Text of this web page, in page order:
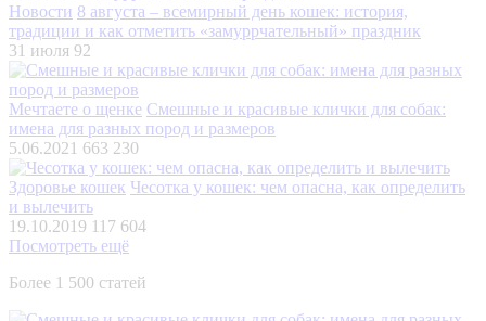
Новости 8 августа – всемирный день кошек: история,
традиции и как отметить «замуррчательный» праздник
31 июля 92
Мечтаете о щенке Смешные и красивые клички для собак:
имена для разных пород и размеров
5.06.2021 663 230
Здоровье кошек Чесотка у кошек: чем опасна, как определить
и вылечить
19.10.2019 117 604
Посмотреть ещё
Более 1 500 статей